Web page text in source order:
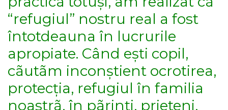
“refugiul” nostru real a fost
întotdeauna în lucrurile
apropiate. Când ești copil,
cãutãm inconștient ocrotirea,
protecția, refugiul în familia
noastrã, în pãrinți, prieteni,